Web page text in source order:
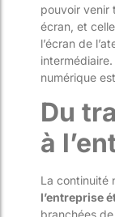
pouvoir venir
écran, et
l’écran de
numérique
Du
à
La continuité
l’entreprise
branchées